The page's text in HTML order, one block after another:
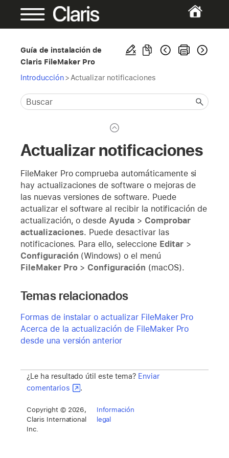
Guía de instalación de
Claris FileMaker Pro
Introducción > Actualizar notificaciones
Actualizar notificaciones
FileMaker Pro comprueba automáticamente si
hay actualizaciones de software o mejoras de
las nuevas versiones de software. Puede
actualizar el software al recibir la notificación de
actualización, o desdeAyuda> Comprobar
actualizaciones. Puede desactivar las
notificaciones. Para ello, seleccione Editar >
Configuración (Windows) o el menú
FileMaker Pro> Configuración (macOS).
Temas relacionados
Formas de instalar o actualizar FileMaker Pro
Acerca de la actualización de FileMaker Pro
desde una versión anterior
¿Le ha resultado útil este tema? Enviar
comentarios
.
Copyright © 2026,
Claris International
Inc.
Información
legal